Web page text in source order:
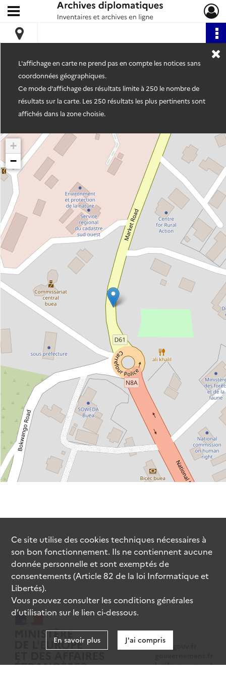
Archives diplomatiques
Ouvrir le menu déroulant
L'affichage en carte ne prend pas en compte les notices sans
coordonnées géographiques.
Ce mode d'affichage des résultats limite à 250 le nombre de
résultats sur la carte. Les 250 résultats les plus pertinents sont
affichés dans la zone choisie.
+
−
data.gouv.fr
legifrance.gouv.fr
Ce site utilise descookiestechniques nécessaires à
son bon fonctionnement. Ils ne contiennent aucune
donnée personnelle et sont exemptés de
consentements (Article 82 de la loi Informatique et
Libertés).
Vous pouvez consulter les conditions générales
d’utilisation sur le lien ci-dessous.
En savoir plus J'ai compris